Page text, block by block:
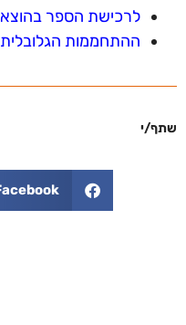
לרכישת הספר
ההתחממות
שתף/י